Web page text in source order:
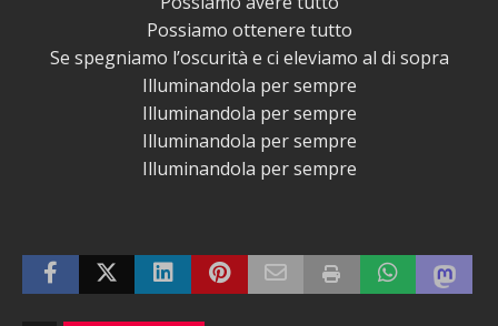
Possiamo ottenere tutto
Se spegniamo l’oscurità e ci eleviamo al di sopra
Illuminandola per sempre
Illuminandola per sempre
Illuminandola per sempre
Illuminandola per sempre